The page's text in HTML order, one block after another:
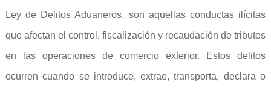
Ley de Delitos Aduaneros, son aquellas conductas ilícitas
que afectan el control, fiscalización y recaudación de tributos
en las operaciones de comercio exterior. Estos delitos
ocurren cuando se introduce, extrae, transporta, declara o